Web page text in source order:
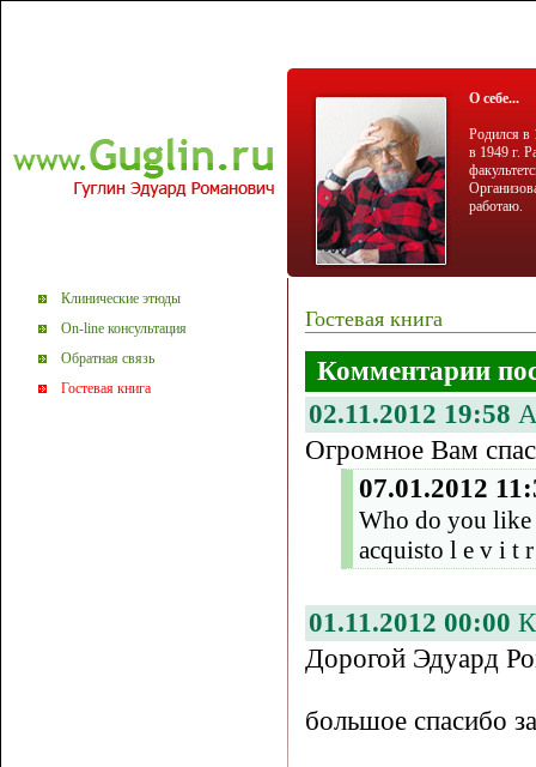
Клинические этюды
On-line консультация
Обратная связь
Гостевая книга
О себе...
Родился в
в 1949 г.
работаю.
Гостевая книга
Комментарии
02.11.2012 19:58
Огромное Вам
07.01.2012
Who do you like
acquisto l e v i t
01.11.2012 00:00
Дорогой Эдуард
большое спасибо